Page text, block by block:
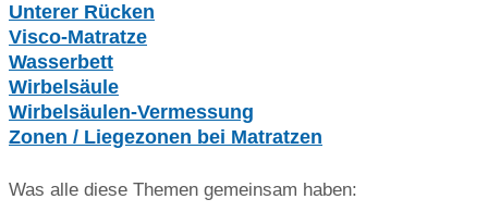
Unterer Rücken
Visco-Matratze
Wasserbett
Wirbelsäule
Wirbelsäulen-Vermessung
Zonen / Liegezonen bei Matratzen
Was alle diese Themen gemeinsam haben: